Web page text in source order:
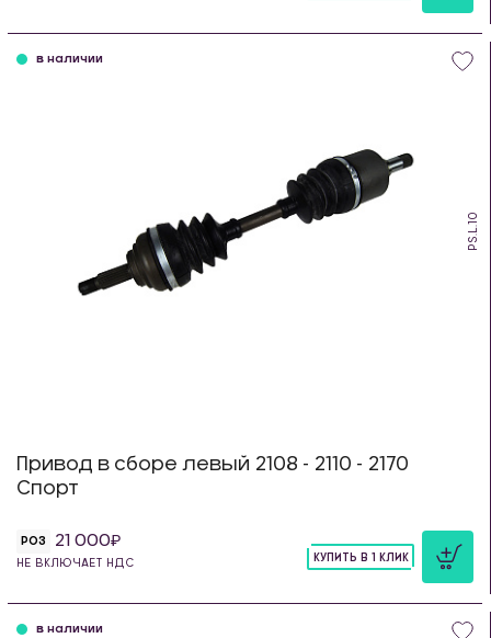
PS.L.10
в наличии
Привод в сборе левый 2108 - 2110 - 2170
Спорт
РОЗ 21 000
НЕ ВКЛЮЧАЕТ НДС
КУПИТЬ В 1 КЛИК
в наличии